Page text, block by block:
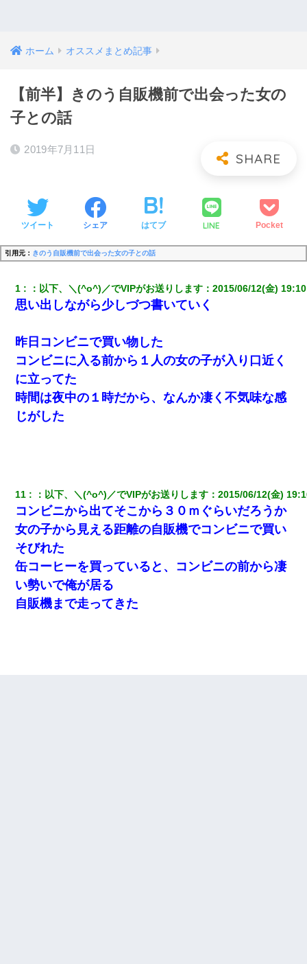
ホーム オススメまとめ記事
【前半】きのう自販機前で出会った女の
子との話
2019年7月11日
ツイート シェア はてブ LINE Pocket
引用元： きのう自販機前で出会った女の子との話
1 ： 以下、＼(^o^)／でVIPがお送りします ：2015/06/12(金)
思い出しながら少しづつ書いていく
昨日コンビニで買い物した
コンビニに入る前から１人の女の子が入り口近く
に立ってた
時間は夜中の１時だから、なんか凄く不気味な感
じがした
11 ： 以下、＼(^o^)／でVIPがお送りします ：2015/06/12(金)
コンビニから出てそこから３０ｍぐらいだろうか
女の子から見える距離の自販機でコンビニで買い
そびれた
缶コーヒーを買っていると、コンビニの前から凄
い勢いで俺が居る
自販機まで走ってきた